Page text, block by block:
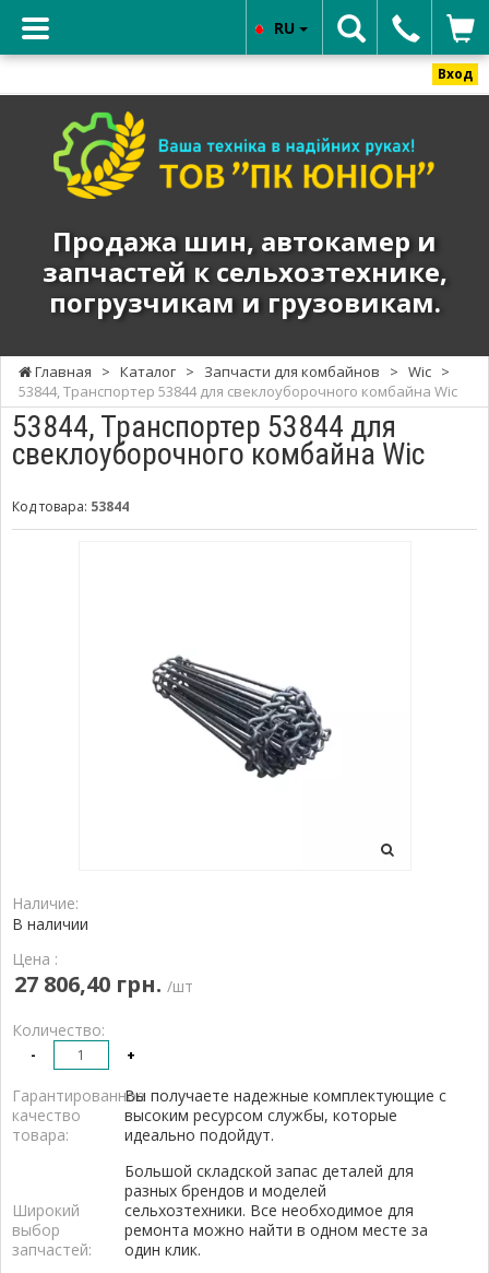
Вход
ЮНИОН"
автокамер
запчастей
к
сельхозтехнике,
погрузчикам
грузовикам.
Продажа шин, автокамер и
запчастей к сельхозтехнике,
погрузчикам и грузовикам.
RU
Главная > Каталог > Запчасти для комбайнов > Wic >
53844, Транспортер 53844 для свеклоуборочного комбайна Wic
53844, Транспортер 53844 для
свеклоуборочного комбайна Wic
Код товара: 53844
Наличие:
В наличии
Цена :
27 806,40 грн. /шт
Количество:
- +
Гарантированное
качество
товара:
Вы получаете надежные комплектующие с
высоким ресурсом службы, которые
идеально подойдут.
Широкий
выбор
запчастей:
Большой складской запас деталей для
разных брендов и моделей
сельхозтехники. Все необходимое для
ремонта можно найти в одном месте за
один клик.